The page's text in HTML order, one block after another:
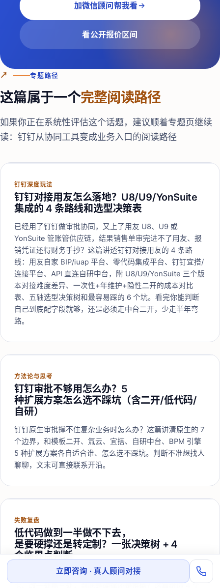
加微信顾问帮我看
看公开报价区间
↗ 专题路径
这篇属于一个完整阅读路径
如果你正在系统性评估这个话题，建议顺着专题页继续
读： 钉钉从协同工具变成业务入口的阅读路径
钉钉深度玩法
钉钉对接用友怎么落地？U8/U9/YonSuite
集成的 4 条路线和选型决策表
已经用了钉钉做审批协同，又上了用友 U8、U9 或
YonSuite 管账管供应链，结果销售单审完进不了用友、报
销凭证还得财务手抄？这篇讲透钉钉对接用友的 4 条路
线：用友自家 BIP/iuap 平台、零代码集成平台、钉钉宜搭/
连接平台、API 直连自研中台，附 U8/U9/YonSuite 三个版
本对接难度差异、一次性+年维护+隐性二开的成本对比
表、五轴选型决策树和最容易踩的 6 个坑。看完你能判断
自己到底配字段就够，还是必须走中台二开，少走半年弯
路。
方法论与思考
钉钉审批不够用怎么办？5
种扩展方案怎么选不踩坑（含二开/低代码/
自研）
钉钉原生审批撑不住复杂业务时怎么办？这篇讲清原生的 7
个边界，和模板二开、氚云、宜搭、自研中台、BPM 引擎
5 种扩展方案各自适合谁、怎么选不踩坑。判断不准想找人
聊聊，文末可直接联系开沿。
失败复盘
低代码做到一半做不下去，
是要硬撑还是转定制？一张决策树 + 4
个临界点判断
宜搭/氚云/简道云搭了一年半，表单越搭越多、性能越来越
卡、改一处崩三处，到底是硬撑还是推倒？这篇给你 4 个
立即咨询 · 真人顾问对接